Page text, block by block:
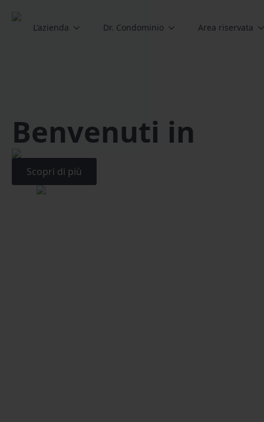
L'azienda Dr. Condominio Area riservata
Benvenuti in
Scopri di più